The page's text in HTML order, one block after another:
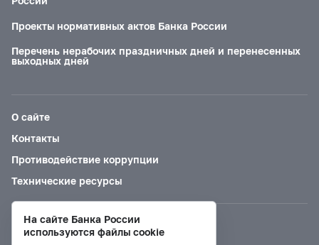
Проекты нормативных актов Банка России
Перечень нерабочих праздничных дней и перенесенных
выходных дней
О сайте
Контакты
Противодействие коррупции
Технические ресурсы
Версия для слабовидящих
На сайте Банка России
используются файлы cookie